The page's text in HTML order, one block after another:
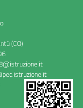
(CO)